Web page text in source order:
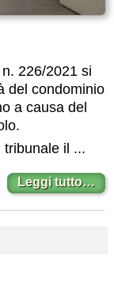
226/2021 si
del condominio
a causa del
tribunale il ...
Leggi tutto…